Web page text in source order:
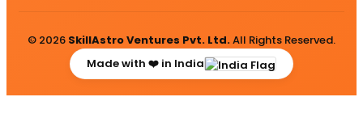
© 2026 SkillAstro Ventures Pvt. Ltd.All Rights Reserved.
Made with ❤️ in India